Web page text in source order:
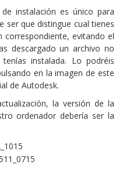
instalación es único para
ser que distingue cual tienes
correspondiente, evitando el
descargado un archivo no
instalada. Lo podréis
en la imagen de este
de Autodesk.
la versión de la
ordenador debería ser la